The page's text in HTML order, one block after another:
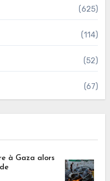
(625)
(114)
(52)
(67)
à Gaza alors